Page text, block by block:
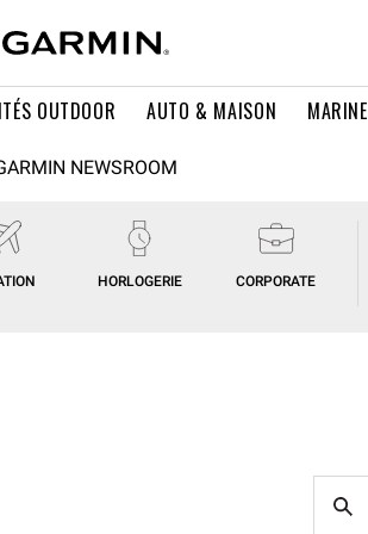
OUTDOOR AUTO & MAISON MARINE
NEWSROOM
HORLOGERIE CORPORATE